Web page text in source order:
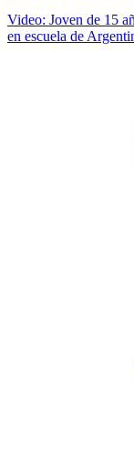
Video: Joven de 15
en escuela de